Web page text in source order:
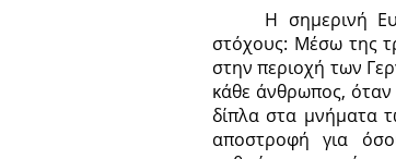
Η σημερινή
στόχους: Μέσω της
στην περιοχή των
κάθε άνθρωπος, όταν
δίπλα στα μνήματα
αποστροφή για